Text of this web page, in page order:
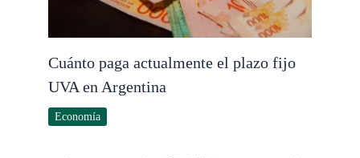
Cuánto paga actualmente el plazo fijo
UVA en Argentina
Economía